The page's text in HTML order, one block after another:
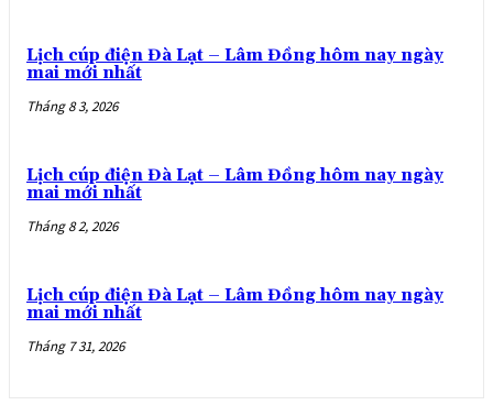
Lịch cúp điện Đà Lạt – Lâm Đồng hôm nay ngày
mai mới nhất
Tháng 8 3, 2026
Lịch cúp điện Đà Lạt – Lâm Đồng hôm nay ngày
mai mới nhất
Tháng 8 2, 2026
Lịch cúp điện Đà Lạt – Lâm Đồng hôm nay ngày
mai mới nhất
Tháng 7 31, 2026